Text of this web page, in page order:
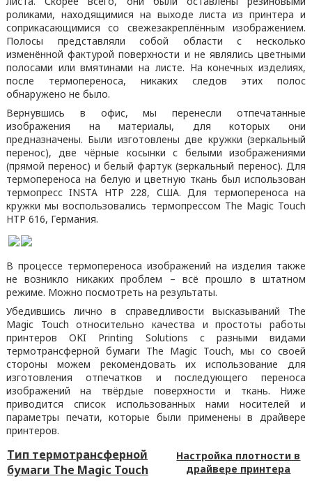
роликами, находящимися на выходе листа из принтера и
соприкасающимися со свежезакреплённым изображением.
Полосы представляли собой области с несколько
изменённой фактурой поверхности и не являлись цветными
полосами или вмятинами на листе. На конечных изделиях,
после термопереноса, никаких следов этих полос
обнаружено не было.
Вернувшись в офис, мы перенесли отпечатанные
изображения на материалы, для которых они
предназначены. Были изготовлены две кружки (зеркальный
перенос), две чёрные косынки с белыми изображениями
(прямой перенос) и белый фартук (зеркальный перенос). Для
термопереноса на белую и цветную ткань был использован
термопресс INSTA HTP 228, США. Для термопереноса на
кружки мы воспользовались термопрессом The Magic Touch
HTP 616, Германия.
В процессе термопереноса изображений на изделия также
не возникло никаких проблем – всё прошло в штатном
режиме. Можно посмотреть на результаты.
Убедившись лично в справедливости высказываний The
Magic Touch относительно качества и простоты работы
принтеров OKI Printing Solutions c разными видами
термотрансферной бумаги The Magic Touch, мы со своей
стороны можем рекомендовать их использование для
изготовления отпечатков и последующего переноса
изображений на твёрдые поверхности и ткань. Ниже
приводится список использованных нами носителей и
параметры печати, которые были применены в драйвере
принтеров.
Тип термотрансферной
бумаги The Magic Touch
Настройка плотности в
драйвере принтера